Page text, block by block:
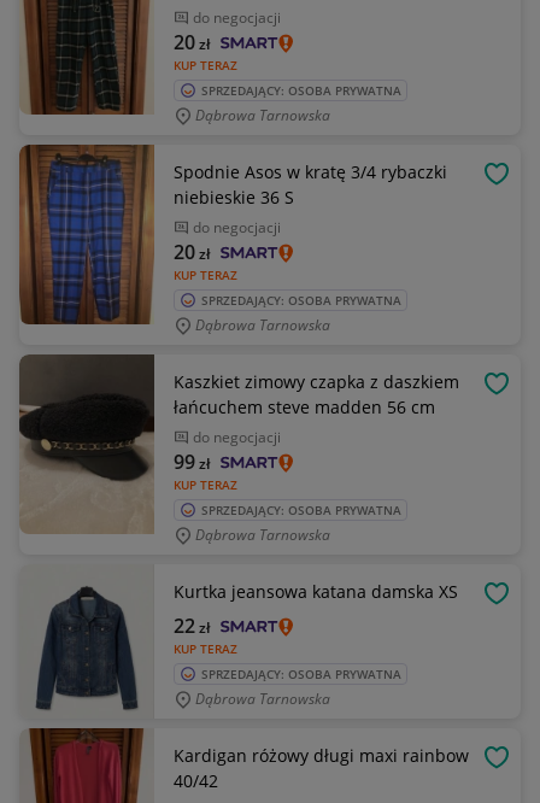
do negocjacji
KUP TERAZ
20zł
SPRZEDAJĄCY: OSOBA PRYWATNA
Dąbrowa Tarnowska
Spodnie Asos w kratę 3/4 rybaczki
niebieskie 36 S
do negocjacji
KUP TERAZ
20zł
SPRZEDAJĄCY: OSOBA PRYWATNA
Dąbrowa Tarnowska
Kaszkiet zimowy czapka z daszkiem
łańcuchem steve madden 56 cm
do negocjacji
KUP TERAZ
99zł
SPRZEDAJĄCY: OSOBA PRYWATNA
Dąbrowa Tarnowska
Kurtka jeansowa katana damska XS
KUP TERAZ
22zł
SPRZEDAJĄCY: OSOBA PRYWATNA
Dąbrowa Tarnowska
Kardigan różowy długi maxi rainbow
40/42